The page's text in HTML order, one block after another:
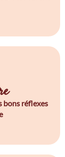
bons réflexes